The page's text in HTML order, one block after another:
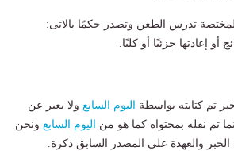
تدرس الطعن وتصدر حكمًا بالاتى:
أو إعادتها جزئيًا أو كليًا.
تم كتابته بواسطة اليوم السابع ولا يعبر عن
تم نقله بمحتواه كما هو من اليوم السابع ونحن
والعهدة علي المصدر السابق ذكرة.